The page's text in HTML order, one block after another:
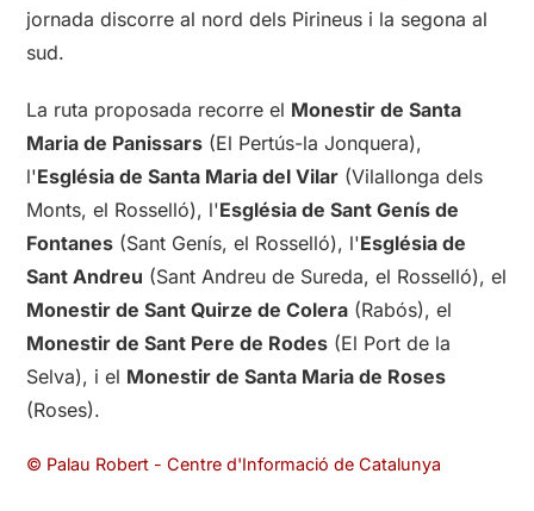
jornada discorre al nord dels Pirineus i la segona al
sud.
La ruta proposada recorre el Monestir de Santa
Maria de Panissars (El Pertús-la Jonquera),
l'Església de Santa Maria del Vilar (Vilallonga dels
Monts, el Rosselló), l'Església de Sant Genís de
Fontanes (Sant Genís, el Rosselló), l'Església de
Sant Andreu (Sant Andreu de Sureda, el Rosselló), el
Monestir de Sant Quirze de Colera (Rabós), el
Monestir de Sant Pere de Rodes (El Port de la
Selva), i el Monestir de Santa Maria de Roses
(Roses).
© Palau Robert - Centre d'Informació de Catalunya